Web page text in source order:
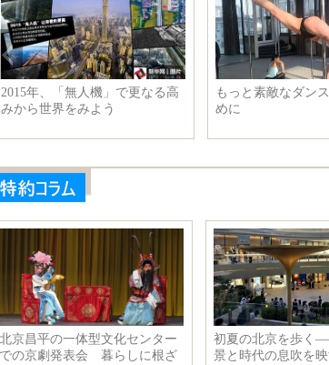
2015年、「無人機」で更なる高
みから世界をみよう
もっと素敵なダン
めに